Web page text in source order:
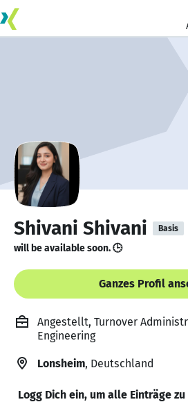
Shivani Shivani Basis
will be available soon. 🕒
Ganzes Profil
Angestellt, Turnover
Engineering
Lonsheim, Deutschland
Logg Dich ein, um alle Einträge